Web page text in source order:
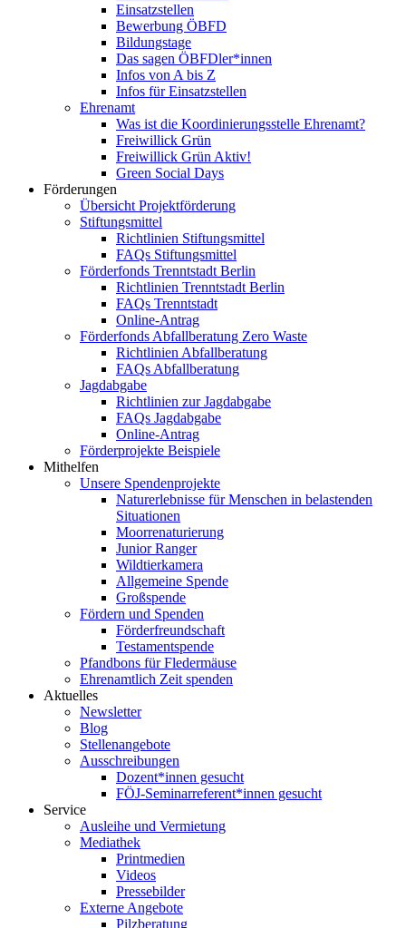
Einsatzstellen
Bewerbung ÖBFD
Bildungstage
Das sagen ÖBFDler*innen
Infos von A bis Z
Infos für Einsatzstellen
Ehrenamt
Was ist die Koordinierungsstelle Ehrenamt?
Freiwillick Grün
Freiwillick Grün Aktiv!
Green Social Days
Förderungen
Übersicht Projektförderung
Stiftungsmittel
Richtlinien Stiftungsmittel
FAQs Stiftungsmittel
Förderfonds Trenntstadt Berlin
Richtlinien Trenntstadt Berlin
FAQs Trenntstadt
Online-Antrag
Förderfonds Abfallberatung Zero Waste
Richtlinien Abfallberatung
FAQs Abfallberatung
Jagdabgabe
Richtlinien zur Jagdabgabe
FAQs Jagdabgabe
Online-Antrag
Förderprojekte Beispiele
Mithelfen
Unsere Spendenprojekte
Naturerlebnisse für Menschen in belastenden
Situationen
Moorrenaturierung
Junior Ranger
Wildtierkamera
Allgemeine Spende
Großspende
Fördern und Spenden
Förderfreundschaft
Testamentspende
Pfandbons für Fledermäuse
Ehrenamtlich Zeit spenden
Aktuelles
Newsletter
Blog
Stellenangebote
Ausschreibungen
Dozent*innen gesucht
FÖJ-Seminarreferent*innen gesucht
Service
Ausleihe und Vermietung
Mediathek
Printmedien
Videos
Pressebilder
Externe Angebote
Pilzberatung